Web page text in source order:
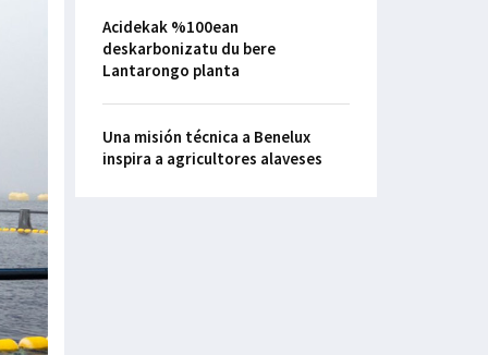
Acidekak %100ean
deskarbonizatu du bere
Lantarongo planta
Una misión técnica a Benelux
inspira a agricultores alaveses